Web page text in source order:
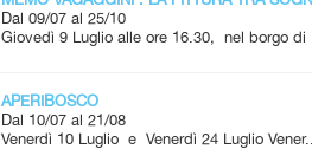
Dal 09/07 al 25/10
Giovedì 9 Luglio alle ore 16.30, nel borgo di
APERIBOSCO
Dal 10/07 al 21/08
Venerdì 10 Luglio e Venerdì 24 Luglio Vener...